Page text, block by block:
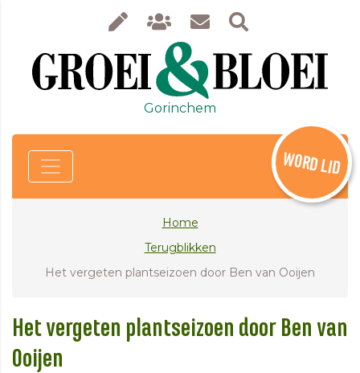
Gorinchem
WORD LID
Home
Terugblikken
Het vergeten plantseizoen door Ben van Ooijen
Het vergeten plantseizoen door Ben van
Ooijen